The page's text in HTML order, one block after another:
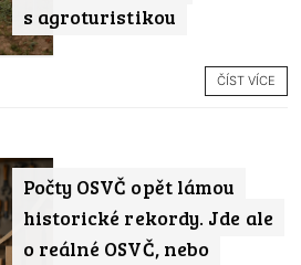
s agroturistikou
ČÍST VÍCE
Počty OSVČ opět lámou
historické rekordy. Jde ale
o reálné OSVČ, nebo